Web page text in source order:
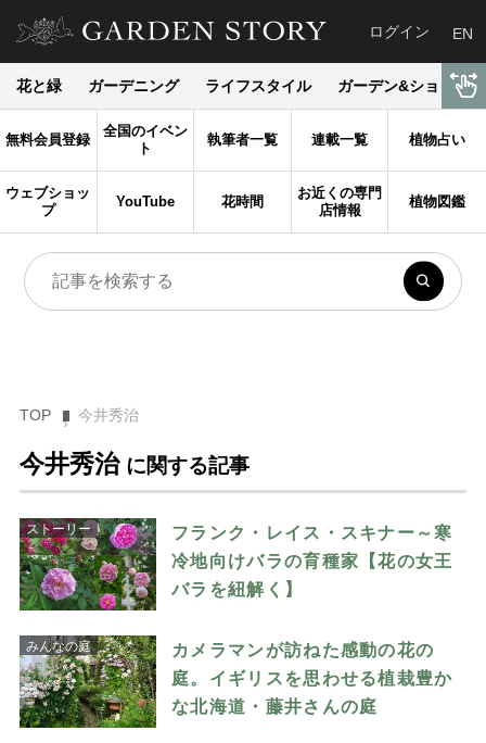
ログイン EN
花と緑 ガーデニング ライフスタイル ガーデン&ショップ
無料会員登録
全国のイベン
ト
執筆者一覧 連載一覧 植物占い
ウェブショッ
プ
YouTube 花時間
お近くの専門
店情報
植物図鑑
TOP 今井秀治
今井秀治 に関する記事
ストーリー
フランク・レイス・スキナー～寒
冷地向けバラの育種家【花の女王
バラを紐解く】
みんなの庭
カメラマンが訪ねた感動の花の
庭。イギリスを思わせる植栽豊か
な北海道・藤井さんの庭